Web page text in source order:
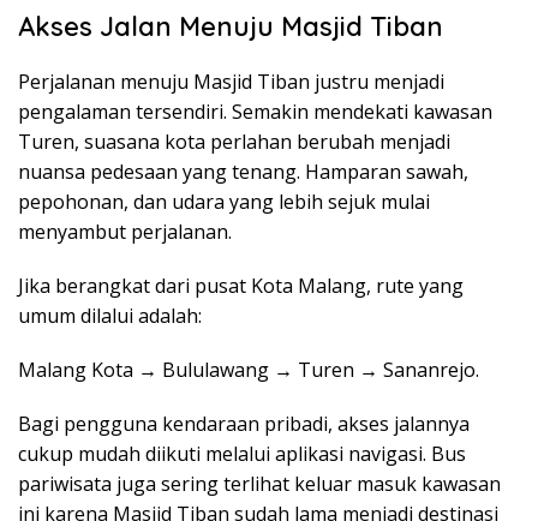
Akses Jalan Menuju Masjid Tiban
Perjalanan menuju Masjid Tiban justru menjadi
pengalaman tersendiri. Semakin mendekati kawasan
Turen, suasana kota perlahan berubah menjadi
nuansa pedesaan yang tenang. Hamparan sawah,
pepohonan, dan udara yang lebih sejuk mulai
menyambut perjalanan.
Jika berangkat dari pusat Kota Malang, rute yang
umum dilalui adalah:
Malang Kota → Bululawang → Turen → Sananrejo.
Bagi pengguna kendaraan pribadi, akses jalannya
cukup mudah diikuti melalui aplikasi navigasi. Bus
pariwisata juga sering terlihat keluar masuk kawasan
ini karena Masjid Tiban sudah lama menjadi destinasi